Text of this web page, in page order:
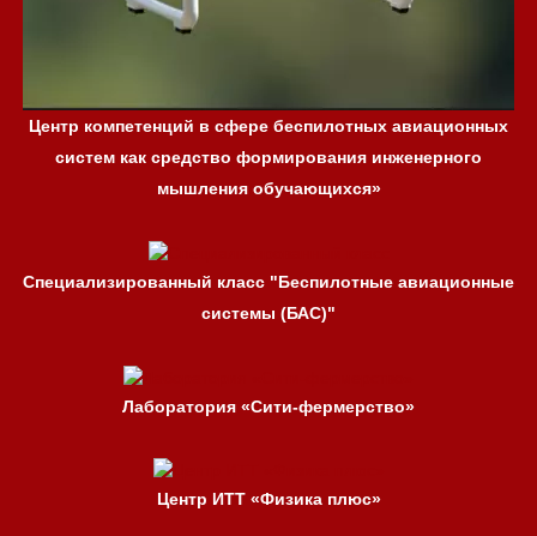
Центр компетенций в сфере беспилотных авиационных
систем как средство формирования инженерного
мышления обучающихся»
Специализированный класс "Беспилотные авиационные
системы (БАС)"
Лаборатория «Сити-фермерство»
Центр ИТТ «Физика плюс»